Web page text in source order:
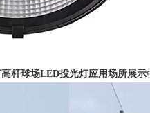
杆球场LED投光灯应用场所展示